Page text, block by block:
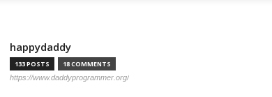
happydaddy
133 POSTS 18 COMMENTS
https://www.daddyprogrammer.org/